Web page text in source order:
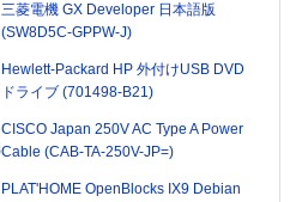
三菱電機 GX Developer 日本語版
(SW8D5C-GPPW-J)
Hewlett-Packard HP 外付けUSB DVD
ドライブ (701498-B21)
CISCO Japan 250V AC Type A Power
Cable (CAB-TA-250V-JP=)
PLAT'HOME OpenBlocks IX9 Debian